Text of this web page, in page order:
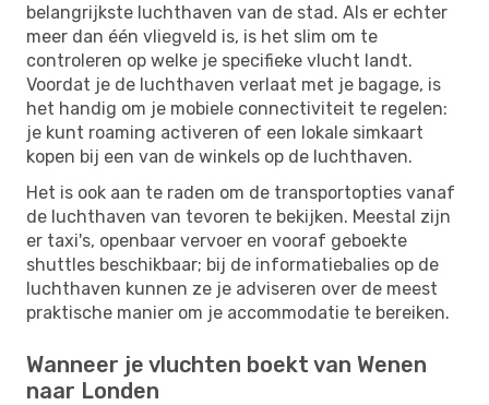
belangrijkste luchthaven van de stad. Als er echter
meer dan één vliegveld is, is het slim om te
controleren op welke je specifieke vlucht landt.
Voordat je de luchthaven verlaat met je bagage, is
het handig om je mobiele connectiviteit te regelen:
je kunt roaming activeren of een lokale simkaart
kopen bij een van de winkels op de luchthaven.
Het is ook aan te raden om de transportopties vanaf
de luchthaven van tevoren te bekijken. Meestal zijn
er taxi's, openbaar vervoer en vooraf geboekte
shuttles beschikbaar; bij de informatiebalies op de
luchthaven kunnen ze je adviseren over de meest
praktische manier om je accommodatie te bereiken.
Wanneer je vluchten boekt van Wenen
naar Londen